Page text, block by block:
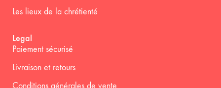
Les lieux de la chrétienté
Legal
Paiement sécurisé
Livraison et retours
Conditions générales de vente